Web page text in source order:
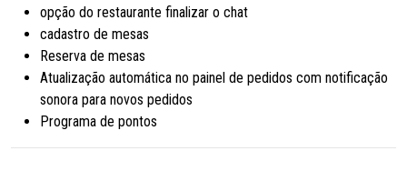
opção do restaurante finalizar o chat
cadastro de mesas
Reserva de mesas
Atualização automática no painel de pedidos com notificação
sonora para novos pedidos
Programa de pontos